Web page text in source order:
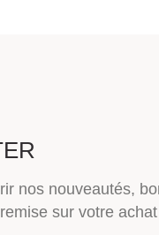
nos nouveautés,
sur votre